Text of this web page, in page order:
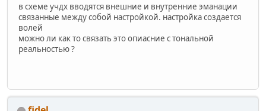
в схеме учдх вводятся внешние и внутренние эманации
связанные между собой настройкой. настройка создается
волей
можно ли как то связать это опиасние с тональной
реальностью ?